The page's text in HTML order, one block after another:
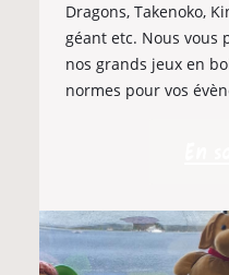
Dragons, Takenoko,
géant etc. Nous vous
nos grands jeux en
normes pour vos